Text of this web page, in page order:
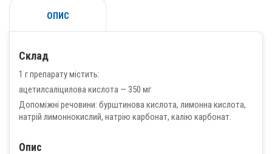
ОПИС
Склад
1 г препарату містить:
ацетилсаліцилова кислота — 350 мг
Допоміжні речовини: бурштинова кислота, лимонна кислота,
натрій лимоннокислий, натрію карбонат, калію карбонат.
Опис